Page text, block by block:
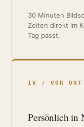
30 Minuten
Zeiten direkt im
Tag passt.
IV / VOR ORT
Persönlich in